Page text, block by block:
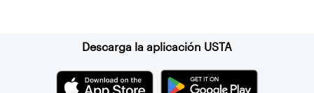
Descarga la aplicación USTA